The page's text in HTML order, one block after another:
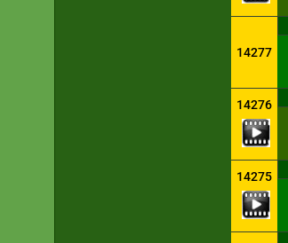
14277
14276
14275